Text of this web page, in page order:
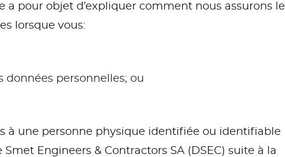
a pour objet d’expliquer comment nous assurons le
lorsque vous:
données personnelles; ou
à une personne physique identifiée ou identifiable
Engineers & Contractors SA (DSEC) suite à la